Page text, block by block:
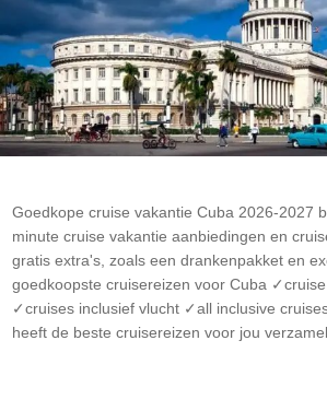
Goedkope cruise vakantie Cuba 2026-
minute cruise vakantie aanbiedingen en
gratis extra's, zoals een drankenpakket en
goedkoopste cruisereizen voor Cuba
✓cruises inclusief vlucht ✓all inclusive
heeft de beste cruisereizen voor jou